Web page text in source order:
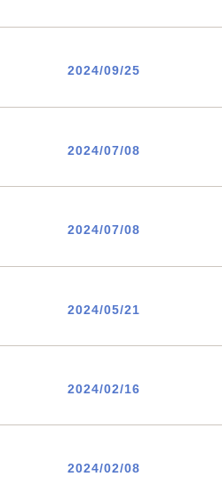
2024/09/25
2024/07/08
2024/07/08
2024/05/21
2024/02/16
2024/02/08